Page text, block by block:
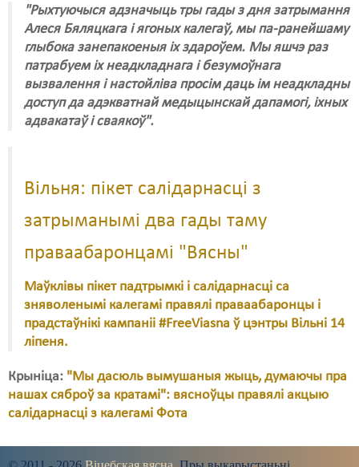
"Рыхтуючыся адзначыць тры гады з дня затрымання
Алеся Бяляцкага і ягоных калегаў, мы па-ранейшаму
глыбока занепакоеныя іх здароўем. Мы яшчэ раз
патрабуем іх неадкладнага і безумоўнага
вызвалення і настойліва просім даць ім неадкладны
доступ да адэкватнай медыцынскай дапамогі, іхных
адвакатаў і сваякоў".
Вільня: пікет салідарнасці з
затрыманымі два гады таму
праваабаронцамі "Вясны"
Маўклівы пікет падтрымкі і салідарнасці са
зняволенымі калегамі правялі праваабаронцы і
прадстаўнікі кампаніі #FreeViasna ў цэнтры Вільні 14
ліпеня.
Крыніца: "Мы дасюль вымушаныя жыць, думаючы пра
нашах сяброў за кратамі": вясноўцы правялі акцыю
салідарнасці з калегамі Фота